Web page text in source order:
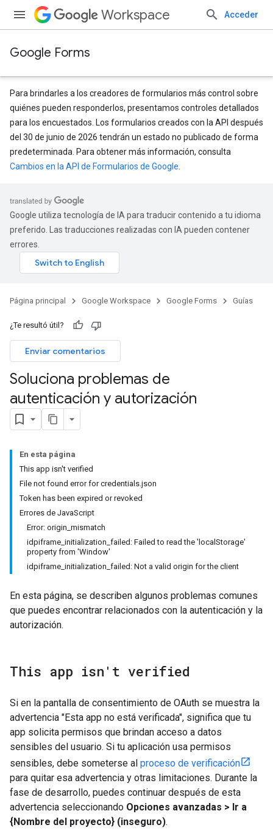
Workspace Acceder
Google Forms
Para brindarles a los creadores de formularios más control sobre
quiénes pueden responderlos, presentamos controles detallados
para los encuestados. Los formularios creados con la API después
del 30 de junio de 2026 tendrán un estado no publicado de forma
predeterminada. Para obtener más información, consulta
Cambios en la API de Formularios de Google
Google utiliza tecnología de IA para traducir contenido a tu idioma
preferido. Las traducciones realizadas con IA pueden contener
errores.
Página principal Google Workspace Google Forms Guías
¿Te resultó útil?
Enviar comentarios
Soluciona problemas de
autenticación y autorización
En esta página
This app isn't verified
File not found error for credentials.json
Token has been expired or revoked
Errores de JavaScript
Error: origin_mismatch
idpiframe_initialization_failed: Failed to read the 'localStorage'
property from 'Window'
idpiframe_initialization_failed: Not a valid origin for the client
En esta página, se describen algunos problemas comunes
que puedes encontrar relacionados con la autenticación y la
autorización.
This app isn't verified
Si en la pantalla de consentimiento de OAuth se muestra la
advertencia "Esta app no está verificada", significa que tu
app solicita permisos que brindan acceso a datos
sensibles del usuario. Si tu aplicación usa permisos
sensibles, debe someterse al proceso de verificación
para quitar esa advertencia y otras limitaciones. Durante la
fase de desarrollo, puedes continuar después de esta
advertencia seleccionando Opciones avanzadas > Ir a
{Nombre del proyecto} (inseguro).